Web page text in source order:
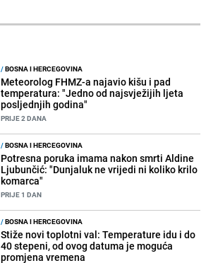
/BOSNA I HERCEGOVINA
Meteorolog FHMZ-a najavio kišu i pad
temperatura: "Jedno od najsvježijih ljeta
posljednjih godina"
PRIJE 2 DANA
/BOSNA I HERCEGOVINA
Potresna poruka imama nakon smrti Aldine
Ljubunčić: "Dunjaluk ne vrijedi ni koliko krilo
komarca"
PRIJE 1 DAN
/BOSNA I HERCEGOVINA
Stiže novi toplotni val: Temperature idu i do
40 stepeni, od ovog datuma je moguća
promjena vremena